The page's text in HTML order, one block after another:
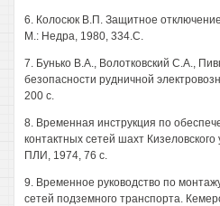
6. Колосюк В.П. Защитное
М.: Недра, 1980, 334.С.
7. Бунько В.А., Волотковский С.А.,
безопасности рудничной
200 с.
8. Временная инструкция по
контактных сетей шахт
ПЛИ, 1974, 76 с.
9. Временное руководство по
сетей подземного транспорта.